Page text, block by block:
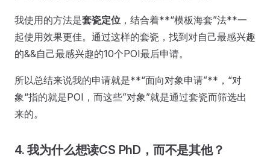
我使用的方法是套瓷定位 ，结合着**“模板海套”法**一
起使用效果更佳。​通过这样的套瓷，找到对自己最感兴趣
的&&自己最感兴趣的10个POI最后申请。
所以总结来说我的申请就是**“面向对象申请”**，“对
象“指的就是POI，而这些”对象”就是通过套瓷而筛选出
来的。
4. 我为什么想读CS PhD，而不是其他？